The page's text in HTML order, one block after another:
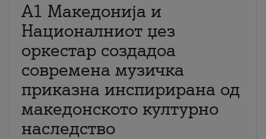
А1 Македонија и
Националниот џез
оркестар создадоа
современа музичка
приказна инспирирана од
македонското културно
наследство